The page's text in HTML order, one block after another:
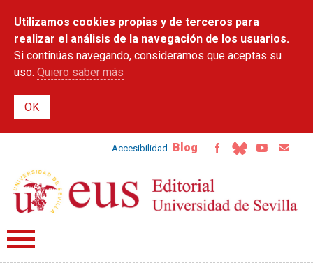
contenido
principal
Utilizamos cookies propias y de terceros para
realizar el análisis de la navegación de los usuarios.
Si continúas navegando, consideramos que aceptas su
uso. Quiero saber más
Accesibilidad Blog